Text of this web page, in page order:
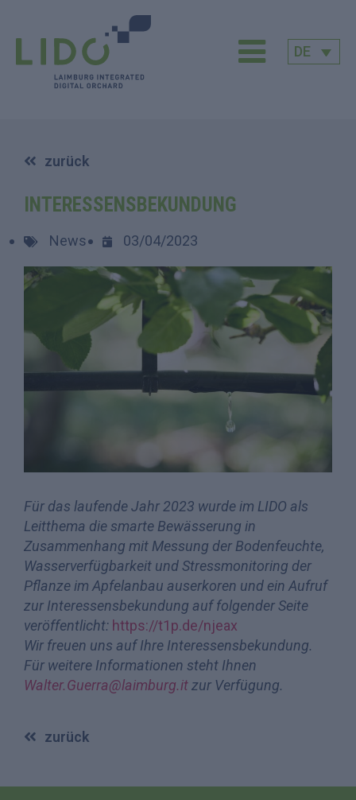
DE
zurück
INTERESSENSBEKUNDUNG
News 03/04/2023
Für das laufende Jahr 2023 wurde im LIDO als
Leitthema die smarte Bewässerung in
Zusammenhang mit Messung der Bodenfeuchte,
Wasserverfügbarkeit und Stressmonitoring der
Pflanze im Apfelanbau auserkoren und ein Aufruf
zur Interessensbekundung auf folgender Seite
veröffentlicht: https://t1p.de/njeax
Wir freuen uns auf Ihre Interessensbekundung.
Für weitere Informationen steht Ihnen
Walter.Guerra@laimburg.itzur Verfügung.
zurück